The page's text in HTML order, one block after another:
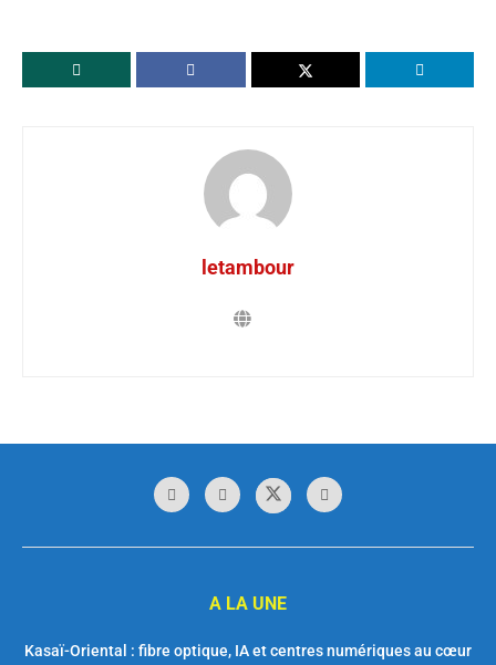
letambour
A LA UNE
Kasaï-Oriental : fibre optique, IA et centres numériques au cœur